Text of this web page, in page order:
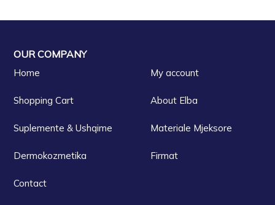
OUR COMPANY
Home My account
Shopping Cart About Elba
Suplemente & Ushqime Materiale Mjeksore
Dermokozmetika Firmat
Contact